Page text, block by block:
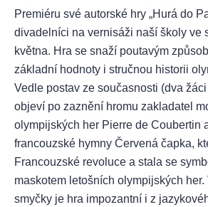
Premiéru své autorské hry „Hurá do
divadelníci na vernisáži naší školy ve
května. Hra se snaží poutavým
základní hodnoty i stručnou historii
Vedle postav ze současnosti (dva
objeví po zaznění hromu zakladatel
olympijských her Pierre de Coubertin
francouzské hymny Červená čapka,
Francouzské revoluce a stala se
maskotem letošních olympijských
smyčky je hra impozantní i z